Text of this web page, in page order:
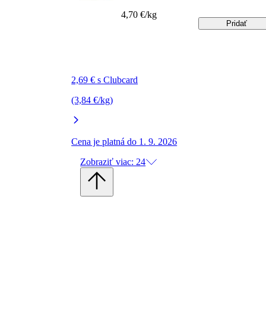
2,69 € s Clubcard
(3,84 €/kg)
Cena je platná do 1. 9. 2026
4,70 €/kg
Pridať
Zobraziť viac: 24